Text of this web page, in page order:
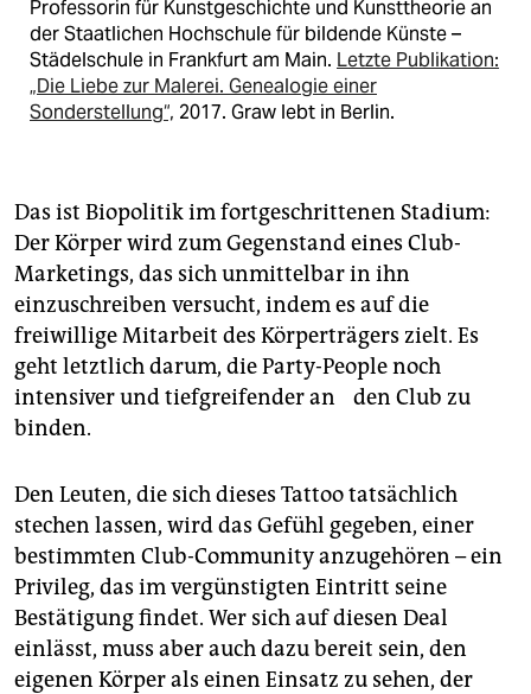
Professorin für Kunstgeschichte und Kunsttheorie an
der Staatlichen Hochschule für bildende Künste –
Städelschule in Frankfurt am Main. Letzte Publikation:
„Die Liebe zur Malerei. Genealogie einer
Sonderstellung“, 2017. Graw lebt in Berlin.
Das ist Biopolitik im fortgeschrittenen Stadium:
Der Körper wird zum Gegenstand eines Club-
Marketings, das sich unmittelbar in ihn
einzuschreiben versucht, indem es auf die
freiwillige Mitarbeit des Körperträgers zielt. Es
geht letztlich darum, die Party-People noch
intensiver und tiefgreifender an den Club zu
binden.
Den Leuten, die sich dieses Tattoo tatsächlich
stechen lassen, wird das Gefühl gegeben, einer
bestimmten Club-Community anzugehören – ein
Privileg, das im vergünstigten Eintritt seine
Bestätigung findet. Wer sich auf diesen Deal
einlässt, muss aber auch dazu bereit sein, den
eigenen Körper als einen Einsatz zu sehen, der